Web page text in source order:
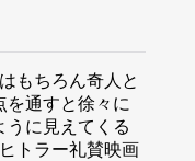
もちろん奇人と
を通すと徐々に
うに見えてくる
トラー礼賛映画